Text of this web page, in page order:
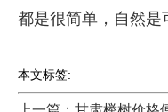
都是很简单，自然是
本文标签: